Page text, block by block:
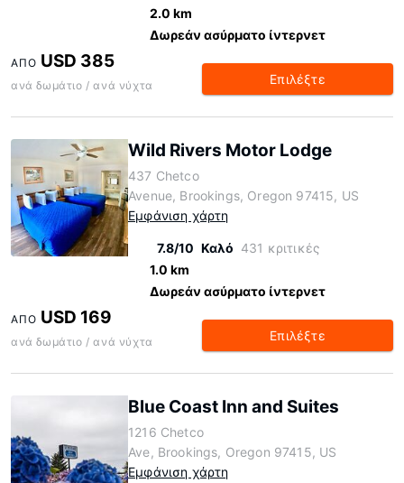
2.0 km
Δωρεάν ασύρματο ίντερνετ
ΑΠΌ USD 385
ανά δωμάτιο / ανά νύχτα Επιλέξτε
Wild Rivers Motor Lodge
437 Chetco
Avenue, Brookings, Oregon 97415, US
Εμφάνιση χάρτη
7.8/10 Καλό 431 κριτικές
1.0 km
Δωρεάν ασύρματο ίντερνετ
ΑΠΌ USD 169
ανά δωμάτιο / ανά νύχτα Επιλέξτε
Blue Coast Inn and Suites
1216 Chetco
Ave, Brookings, Oregon 97415, US
Εμφάνιση χάρτη